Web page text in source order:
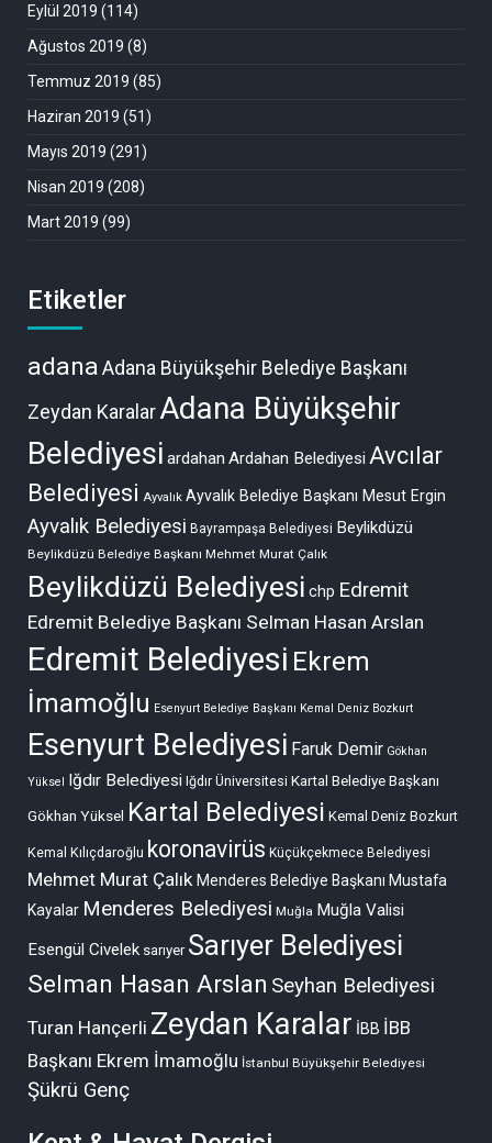
Eylül 2019 (114)
Ağustos 2019 (8)
Temmuz 2019 (85)
Haziran 2019 (51)
Mayıs 2019 (291)
Nisan 2019 (208)
Mart 2019 (99)
Etiketler
adanaAdana Büyükşehir Belediye Başkanı
Zeydan KaralarAdana Büyükşehir
Belediyesi ardahan Ardahan Belediyesi Avcılar
Belediyesi Ayvalık Ayvalık Belediye Başkanı Mesut Ergin
Ayvalık Belediyesi Bayrampaşa Belediyesi Beylikdüzü
Beylikdüzü Belediye Başkanı Mehmet Murat Çalık
Beylikdüzü Belediyesi chp Edremit
Edremit Belediye Başkanı Selman Hasan Arslan
Edremit Belediyesi Ekrem
İmamoğlu Esenyurt Belediye Başkanı Kemal Deniz Bozkurt
Esenyurt Belediyesi Faruk Demir Gökhan
Yüksel Iğdır Belediyesi Iğdır Üniversitesi Kartal Belediye Başkanı
Gökhan Yüksel Kartal Belediyesi Kemal Deniz Bozkurt
Kemal Kılıçdaroğlu koronavirüs Küçükçekmece Belediyesi
Mehmet Murat Çalık Menderes Belediye Başkanı Mustafa
Kayalar Menderes Belediyesi Muğla Muğla Valisi
Esengül Civelek sarıyer Sarıyer Belediyesi
Selman Hasan Arslan Seyhan Belediyesi
Turan Hançerli Zeydan Karalar İBB İBB
Başkanı Ekrem İmamoğlu İstanbul Büyükşehir Belediyesi
Şükrü Genç